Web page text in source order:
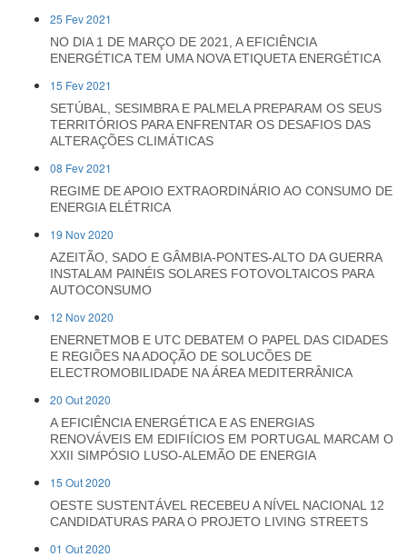
25 Fev 2021
NO DIA 1 DE MARÇO DE 2021, A EFICIÊNCIA
ENERGÉTICA TEM UMA NOVA ETIQUETA ENERGÉTICA
15 Fev 2021
SETÚBAL, SESIMBRA E PALMELA PREPARAM OS SEUS
TERRITÓRIOS PARA ENFRENTAR OS DESAFIOS DAS
ALTERAÇÕES CLIMÁTICAS
08 Fev 2021
REGIME DE APOIO EXTRAORDINÁRIO AO CONSUMO DE
ENERGIA ELÉTRICA
19 Nov 2020
AZEITÃO, SADO E GÂMBIA-PONTES-ALTO DA GUERRA
INSTALAM PAINÉIS SOLARES FOTOVOLTAICOS PARA
AUTOCONSUMO
12 Nov 2020
ENERNETMOB E UTC DEBATEM O PAPEL DAS CIDADES
E REGIÕES NA ADOÇÃO DE SOLUCÕES DE
ELECTROMOBILIDADE NA ÁREA MEDITERRÂNICA
20 Out 2020
A EFICIÊNCIA ENERGÉTICA E AS ENERGIAS
RENOVÁVEIS EM EDIFIÍCIOS EM PORTUGAL MARCAM O
XXII SIMPÓSIO LUSO-ALEMÃO DE ENERGIA
15 Out 2020
OESTE SUSTENTÁVEL RECEBEU A NÍVEL NACIONAL 12
CANDIDATURAS PARA O PROJETO LIVING STREETS
01 Out 2020